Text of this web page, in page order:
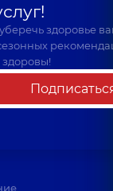
здоровье
здоровы!